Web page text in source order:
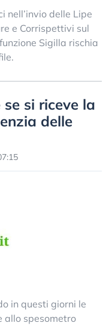
nell’invio delle Lipe
e Corrispettivi sul
Sigilla rischia
si riceve la
delle
in questi giorni le
allo spesometro